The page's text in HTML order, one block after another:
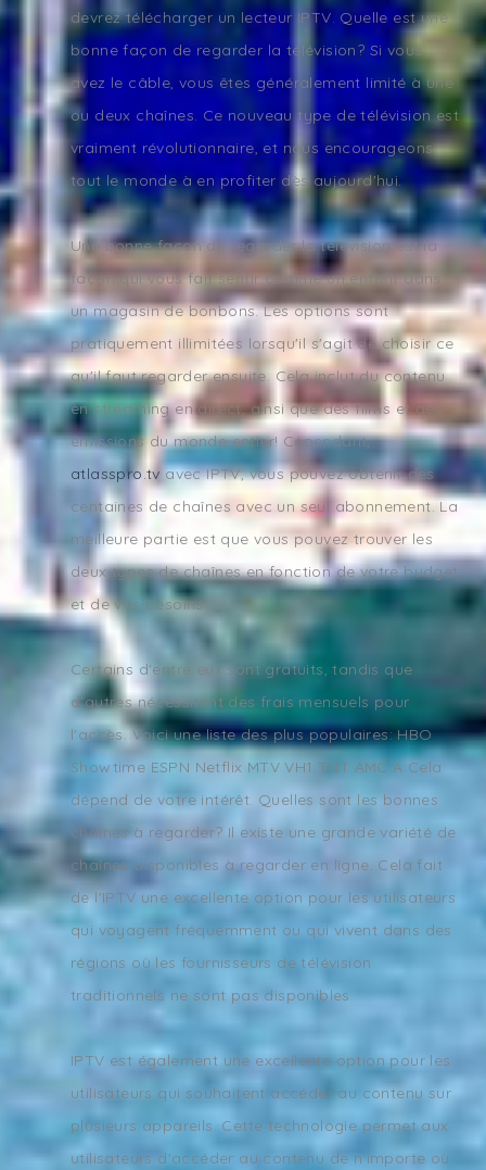
devrez télécharger un lecteur IPTV. Quelle est une
bonne façon de regarder la télévision? Si vous
avez le câble, vous êtes généralement limité à une
ou deux chaînes. Ce nouveau type de télévision est
vraiment révolutionnaire, et nous encourageons
tout le monde à en profiter dès aujourd'hui.
Une bonne façon de regarder la télévision est la
façon qui vous fait sentir comme un enfant dans
un magasin de bonbons. Les options sont
pratiquement illimitées lorsqu'il s'agit de choisir ce
qu'il faut regarder ensuite. Cela inclut du contenu
en streaming en direct, ainsi que des films et des
émissions du monde entier! Cependant,
atlasspro.tv avec IPTV, vous pouvez obtenir des
centaines de chaînes avec un seul abonnement. La
meilleure partie est que vous pouvez trouver les
deux types de chaînes en fonction de votre budget
et de vos besoins.
Certains d'entre eux sont gratuits, tandis que
d'autres nécessitent des frais mensuels pour
l'accès. Voici une liste des plus populaires: HBO
Showtime ESPN Netflix MTV VH1 TNT AMC A Cela
dépend de votre intérêt. Quelles sont les bonnes
chaînes à regarder? Il existe une grande variété de
chaînes disponibles à regarder en ligne. Cela fait
de l'IPTV une excellente option pour les utilisateurs
qui voyagent fréquemment ou qui vivent dans des
régions où les fournisseurs de télévision
traditionnels ne sont pas disponibles.
IPTV est également une excellente option pour les
utilisateurs qui souhaitent accéder au contenu sur
plusieurs appareils. Cette technologie permet aux
utilisateurs d'accéder au contenu de n'importe où